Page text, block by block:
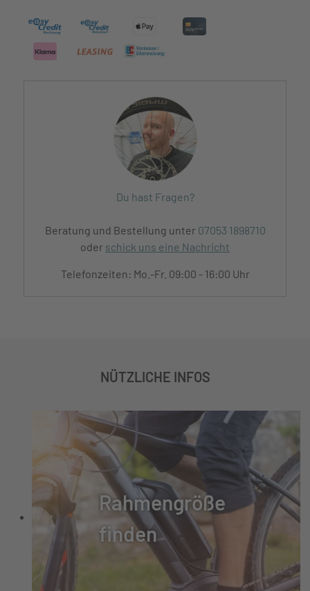
Du hast Fragen?
Beratung und Bestellung unter 07053 1898710
oder schick uns eine Nachricht
Telefonzeiten: Mo.-Fr. 09:00 - 16:00 Uhr
NÜTZLICHE INFOS
Rahmengröße
finden